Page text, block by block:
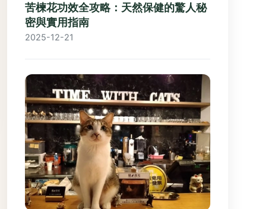
苦楝花功效全攻略：天然保健的驚人秘
密與實用指南
2025-12-21